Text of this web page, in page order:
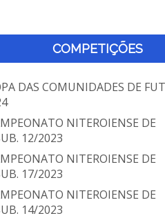
COMPETIÇÕES
DAS COMUNIDADES DE
NITEROIENSE DE
12/2023
NITEROIENSE DE
17/2023
NITEROIENSE DE
14/2023